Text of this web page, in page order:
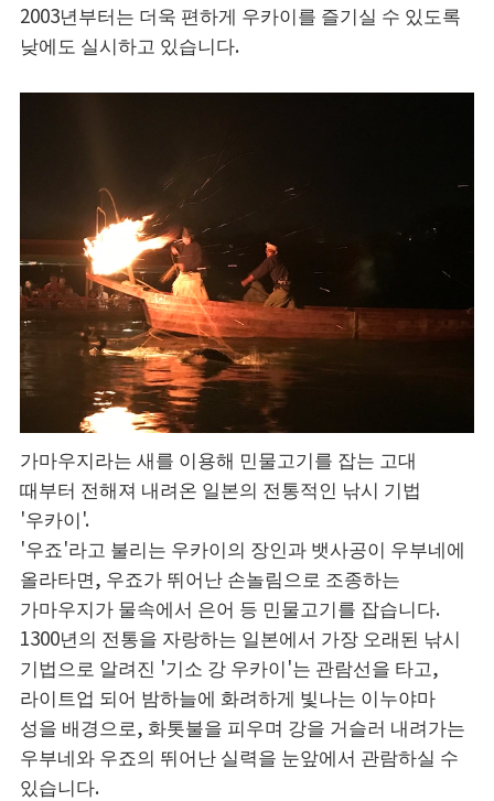
2003년부터는 더욱 편하게 우카이를 즐기실 수 있도록
낮에도 실시하고 있습니다.
가마우지라는 새를 이용해 민물고기를 잡는 고대
때부터 전해져 내려온 일본의 전통적인 낚시 기법
'우카이'.
'우죠'라고 불리는 우카이의 장인과 뱃사공이 우부네에
올라타면, 우죠가 뛰어난 손놀림으로 조종하는
가마우지가 물속에서 은어 등 민물고기를 잡습니다.
1300년의 전통을 자랑하는 일본에서 가장 오래된 낚시
기법으로 알려진 '기소 강 우카이'는 관람선을 타고,
라이트업 되어 밤하늘에 화려하게 빛나는 이누야마
성을 배경으로, 화톳불을 피우며 강을 거슬러 내려가는
우부네와 우죠의 뛰어난 실력을 눈앞에서 관람하실 수
있습니다.